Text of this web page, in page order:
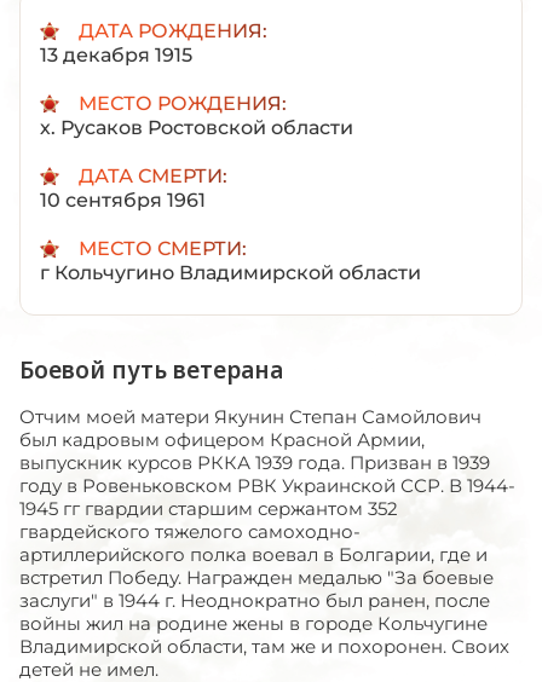
ДАТА РОЖДЕНИЯ:
13 декабря 1915
МЕСТО РОЖДЕНИЯ:
х. Русаков Ростовской области
ДАТА СМЕРТИ:
10 сентября 1961
МЕСТО СМЕРТИ:
г Кольчугино Владимирской области
Боевой путь ветерана
Отчим моей матери Якунин Степан Самойлович
был кадровым офицером Красной Армии,
выпускник курсов РККА 1939 года. Призван в 1939
году в Ровеньковском РВК Украинской ССР. В 1944-
1945 гг гвардии старшим сержантом 352
гвардейского тяжелого самоходно-
артиллерийского полка воевал в Болгарии, где и
встретил Победу. Награжден медалью "За боевые
заслуги" в 1944 г. Неоднократно был ранен, после
войны жил на родине жены в городе Кольчугине
Владимирской области, там же и похоронен. Своих
детей не имел.